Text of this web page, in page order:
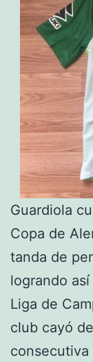
Guardiola
Copa de
tanda de
logrando
Liga de
club cayó